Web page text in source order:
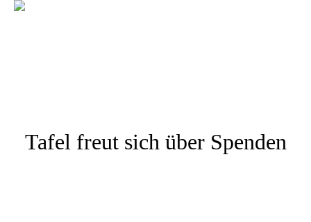
Tafel freut sich über Spenden